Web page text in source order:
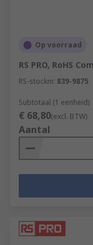
Op voorraad
RS PRO, RoHS
RS-stocknr. 839-9875
Subtotaal (1 eenheid)
€ 68,80(excl. BTW)
Aantal